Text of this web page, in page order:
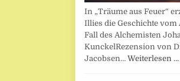
In „Träume aus Feuer“
Illies die Geschichte vom
Fall des Alchemisten
KunckelRezension von
Jacobsen… Weiterlesen …